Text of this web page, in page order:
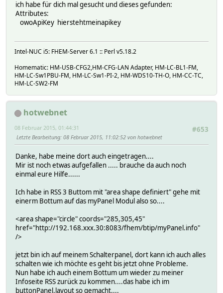
ich habe für dich mal gesucht und dieses gefunden:
Attributes:
owoApiKey hierstehtmeinapikey
Intel-NUC i5: FHEM-Server 6.1 :: Perl v5.18.2
Homematic: HM-USB-CFG2,HM-CFG-LAN Adapter, HM-LC-BL1-FM,
HM-LC-Sw1PBU-FM, HM-LC-Sw1-PI-2, HM-WDS10-TH-O, HM-CC-TC,
HM-LC-SW2-FM
hotwebnet
#653
08 Februar 2015, 01:44:31
Letzte Bearbeitung: 08 Februar 2015, 11:02:52 von hotwebnet
Danke, habe meine dort auch eingetragen....
Mir ist noch etwas aufgefallen ..... brauche da auch noch
einmal eure Hilfe......
Ich habe in RSS 3 Buttom mit "area shape definiert" gehe mit
einerm Bottum auf das myPanel Modul also so....
<area shape="circle" coords="285,305,45"
href="http://192.168.xxx.30:8083/fhem/btip/myPanel.info"
/>
jetzt bin ich auf meinem Schalterpanel, dort kann ich auch alles
schalten wie ich möchte es geht bis jetzt ohne Probleme.
Nun habe ich auch einem Bottum um wieder zu meiner
Infoseite RSS zurück zu kommen....das habe ich im
buttonPanel.layout so gemacht....